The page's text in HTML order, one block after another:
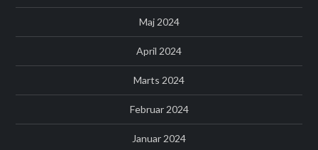
Maj 2024
April 2024
Marts 2024
Februar 2024
Januar 2024